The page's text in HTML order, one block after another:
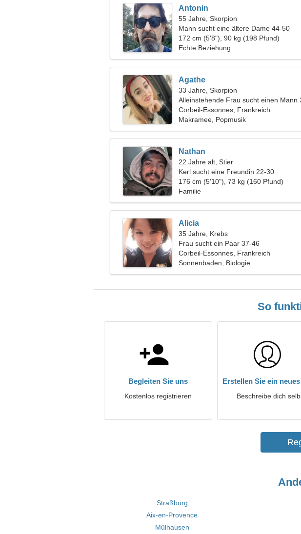
Antonin
55 Jahre, Skorpion
Mann sucht eine ältere Dame 44-50
172 cm (5'8"), 90 kg (198 Pfund)
Echte Beziehung
Agathe
33 Jahre, Skorpion
Alleinstehende Frau sucht einen Mann
Corbeil-Essonnes, Frankreich
Makramee, Popmusik
Nathan
22 Jahre alt, Stier
Kerl sucht eine Freundin 22-30
176 cm (5'10"), 73 kg (160 Pfund)
Familie
Alicia
35 Jahre, Krebs
Frau sucht ein Paar 37-46
Corbeil-Essonnes, Frankreich
Sonnenbaden, Biologie
So
Begleiten Sie uns
Kostenlos registrieren
Erstellen Sie ein
Beschreibe dich
Straßburg
Aix-en-Provence
Mülhausen